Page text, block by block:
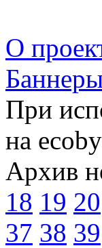
О
При
на
Архив
18 19 20
37 38 39